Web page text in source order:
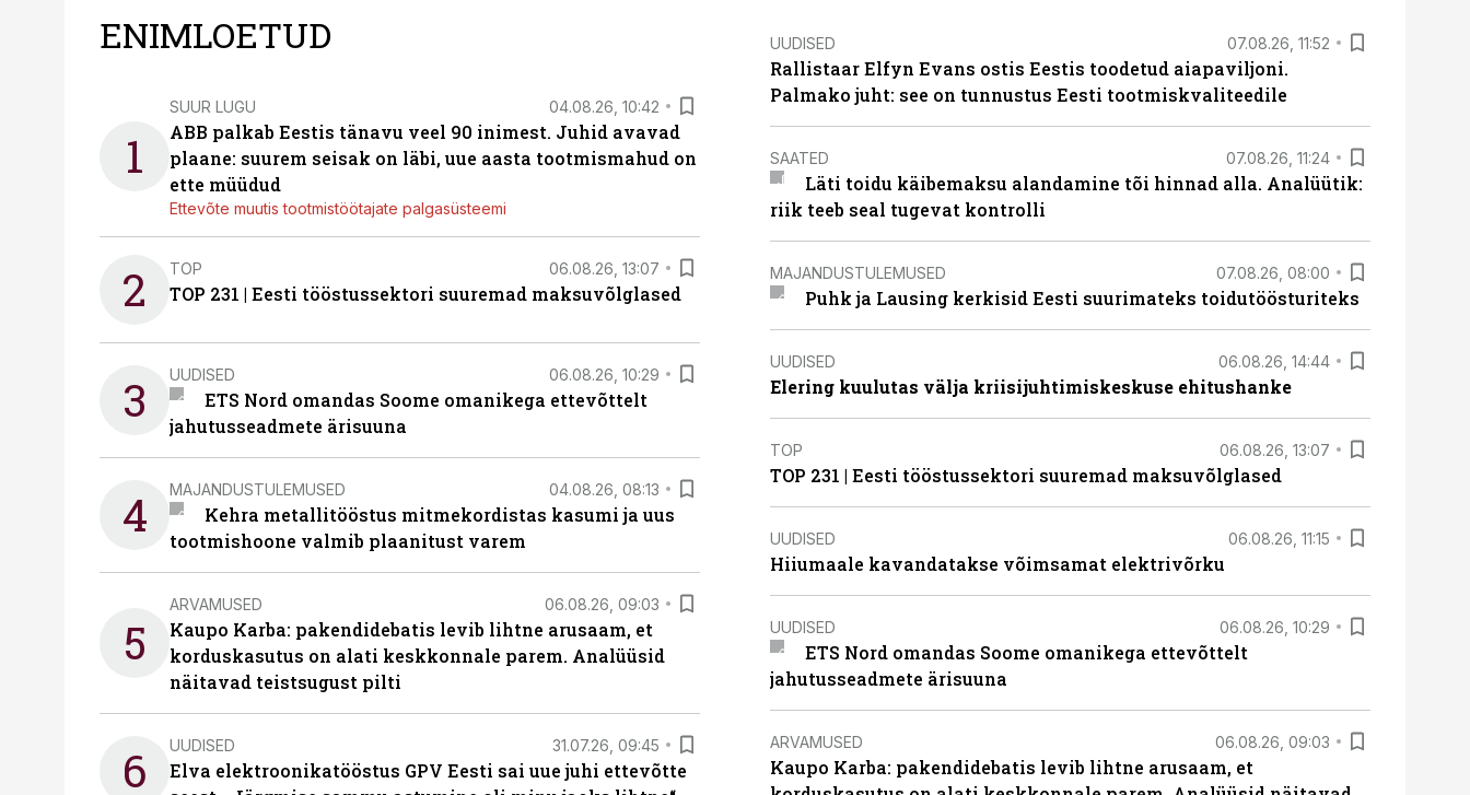
ENIMLOETUD
1
SUUR LUGU 04.08.26, 10:42
ABB palkab Eestis tänavu veel 90 inimest. Juhid avavad
plaane: suurem seisak on läbi, uue aasta tootmismahud on
ette müüdud
Ettevõte muutis tootmistöötajate palgasüsteemi
2 TOP 06.08.26, 13:07
TOP 231 | Eesti tööstussektori suuremad maksuvõlglased
3 UUDISED 06.08.26, 10:29
ETS Nord omandas Soome omanikega ettevõttelt
jahutusseadmete ärisuuna
4 MAJANDUSTULEMUSED 04.08.26, 08:13
Kehra metallitööstus mitmekordistas kasumi ja uus
tootmishoone valmib plaanitust varem
5
ARVAMUSED 06.08.26, 09:03
Kaupo Karba: pakendidebatis levib lihtne arusaam, et
korduskasutus on alati keskkonnale parem. Analüüsid
näitavad teistsugust pilti
6 UUDISED 31.07.26, 09:45
Elva elektroonikatööstus GPV Eesti sai uue juhi ettevõtte
UUDISED 07.08.26, 11:52
Rallistaar Elfyn Evans ostis Eestis toodetud aiapaviljoni.
Palmako juht: see on tunnustus Eesti tootmiskvaliteedile
SAATED 07.08.26, 11:24
Läti toidu käibemaksu alandamine tõi hinnad alla. Analüütik:
riik teeb seal tugevat kontrolli
MAJANDUSTULEMUSED 07.08.26, 08:00
Puhk ja Lausing kerkisid Eesti suurimateks toidutöösturiteks
UUDISED 06.08.26, 14:44
Elering kuulutas välja kriisijuhtimiskeskuse ehitushanke
TOP 06.08.26, 13:07
TOP 231 | Eesti tööstussektori suuremad maksuvõlglased
UUDISED 06.08.26, 11:15
Hiiumaale kavandatakse võimsamat elektrivõrku
UUDISED 06.08.26, 10:29
ETS Nord omandas Soome omanikega ettevõttelt
jahutusseadmete ärisuuna
ARVAMUSED 06.08.26, 09:03
Kaupo Karba: pakendidebatis levib lihtne arusaam, et